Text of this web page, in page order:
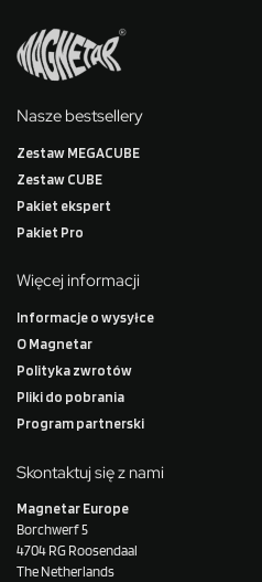
Nasze bestsellery
Zestaw MEGACUBE
Zestaw CUBE
Pakiet ekspert
Pakiet Pro
Więcej informacji
Informacje o wysyłce
O Magnetar
Polityka zwrotów
Pliki do pobrania
Program partnerski
Skontaktuj się z nami
Magnetar Europe
Borchwerf 5
4704 RG Roosendaal
The Netherlands